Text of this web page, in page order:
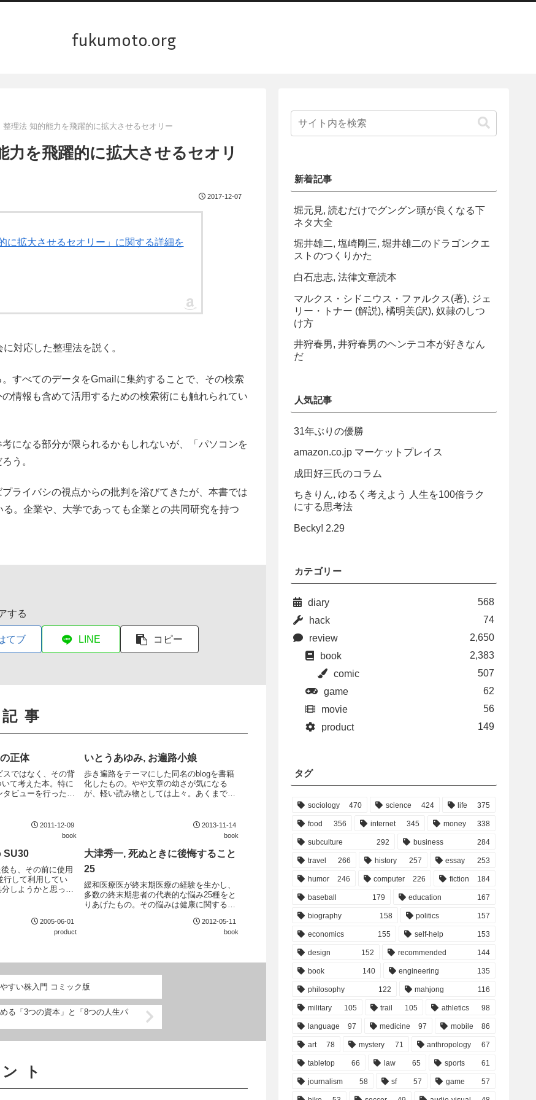
fukumoto.org
理法 知的能力を飛躍的に拡大させるセオリー
力を飛躍的に拡大させるセオリ
2017-12-07
に拡大させるセオリー」に関する詳細を
対応した整理法を説く。
すべてのデータをGmailに集約することで、その検索
情報も含めて活用するための検索術にも触れられてい
になる部分が限られるかもしれないが、「パソコンを
う。
ライバシの視点からの批判を浴びてきたが、本書では
。企業や、大学であっても企業との共同研究を持つ
する
てブ LINE コピー
事
正体
スではなく、その背
て考えた本。特に
ビューを行ったわ
ている」という推
2011-12-09
book
いとうあゆみ, お遍路小娘
歩き遍路をテーマにした同名のblogを書籍
化したもの。やや文章の幼さが気になる
が、軽い読み物としては上々。あくまでも
ほとんどなし。写真が多めだが、縦横比が
2013-11-14
book
SU30
も、その前に使用
行して利用してい
しようかと思った
2005-06-01
product
大津秀一, 死ぬときに後悔すること
25
緩和医療医が終末期医療の経験を生かし、
多数の終末期患者の代表的な悩み25種をと
りあげたもの。その悩みは健康に関するも
岐にわたる。なぜこんなことを悩むのかと
思うものも混ざっているが、後悔しない生
2012-05-11
book
すい株入門 コミック版
る「3つの資本」と「8つの人生パ
ト
新着記事
堀元見, 読むだけでグングン頭が良くなる下
ネタ大全
堀井雄二, 塩崎剛三, 堀井雄二のドラゴンクエ
ストのつくりかた
白石忠志, 法律文章読本
マルクス・シドニウス・ファルクス(著), ジェ
リー・トナー (解説), 橘明美(訳), 奴隷のしつ
け方
井狩春男, 井狩春男のヘンテコ本が好きなん
だ
人気記事
31年ぶりの優勝
amazon.co.jp マーケットプレイス
成田好三氏のコラム
ちきりん, ゆるく考えよう 人生を100倍ラク
にする思考法
Becky! 2.29
カテゴリー
diary
568
hack
74
review
2,650
book
2,383
comic
507
game
62
movie
56
product
149
タグ
sociology 470 science 424 life 375
food 356 internet 345 money 338
subculture 292 business 284
travel 266 history 257 essay 253
humor 246 computer 226 fiction 184
baseball 179 education 167
biography 158 politics 157
economics 155 self-help 153
design 152 recommended 144
book 140 engineering 135
philosophy 122 mahjong 116
military 105 trail 105 athletics 98
language 97 medicine 97 mobile 86
art 78 mystery 71 anthropology 67
tabletop 66 law 65 sports 61
journalism 58 sf 57 game 57